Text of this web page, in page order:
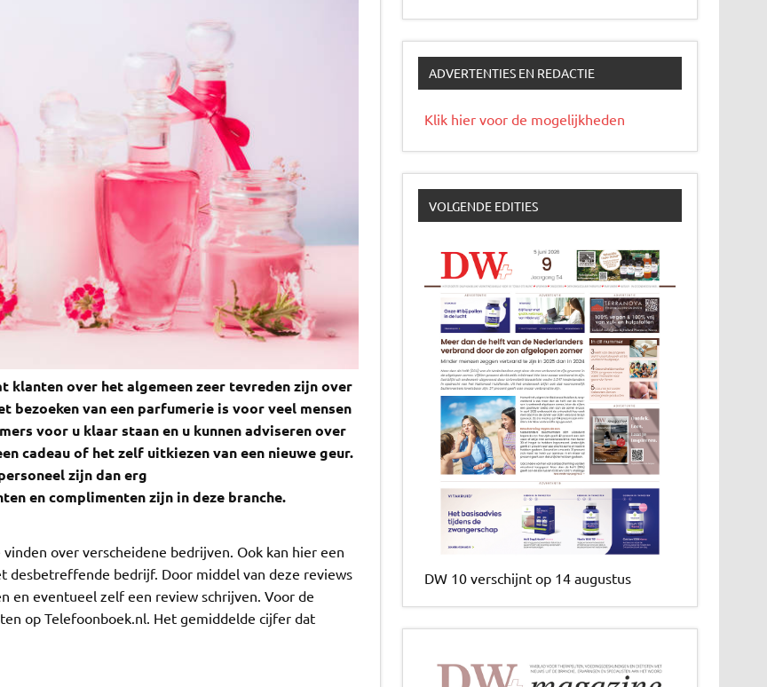
klanten over het algemeen zeer tevreden zijn over
bezoeken van een parfumerie is voor veel mensen
voor u klaar staan en u kunnen adviseren over
cadeau of het zelf uitkiezen van een nieuwe geur.
zijn dan erg
en complimenten zijn in deze branche.
over verscheidene bedrijven. Ook kan hier een
bedrijf. Door middel van deze reviews
en eventueel zelf een review schrijven. Voor de
op Telefoonboek.nl. Het gemiddelde cijfer dat
ADVERTENTIES EN REDACTIE
Klik hier voor de mogelijkheden
VOLGENDE EDITIES
DW 10 verschijnt op 14 augustus